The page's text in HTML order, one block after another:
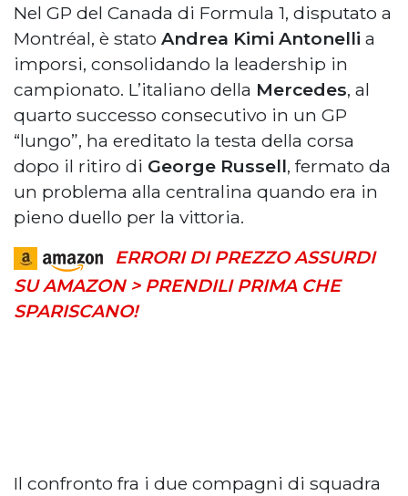
Nel GP del Canada di Formula 1, disputato a
Montréal, è stato Andrea Kimi Antonelli a
imporsi, consolidando la leadership in
campionato. L’italiano della Mercedes, al
quarto successo consecutivo in un GP
“lungo”, ha ereditato la testa della corsa
dopo il ritiro di George Russell, fermato da
un problema alla centralina quando era in
pieno duello per la vittoria.
ERRORI DI PREZZO ASSURDI
SU AMAZON > PRENDILI PRIMA CHE
SPARISCANO!
Il confronto fra i due compagni di squadra